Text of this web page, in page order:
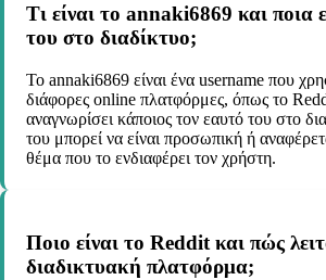
Τι είναι το annaki6869 και ποια
του στο διαδίκτυο;
Το annaki6869 είναι ένα username που
διάφορες online πλατφόρμες, όπως το
αναγνωρίσει κάποιος τον εαυτό του στο
του μπορεί να είναι προσωπική ή
θέμα που το ενδιαφέρει τον χρήστη.
Ποιο είναι το Reddit και πώς
διαδικτυακή πλατφόρμα;